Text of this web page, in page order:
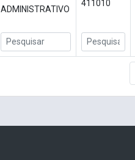
ADMINISTRATIVO
411010